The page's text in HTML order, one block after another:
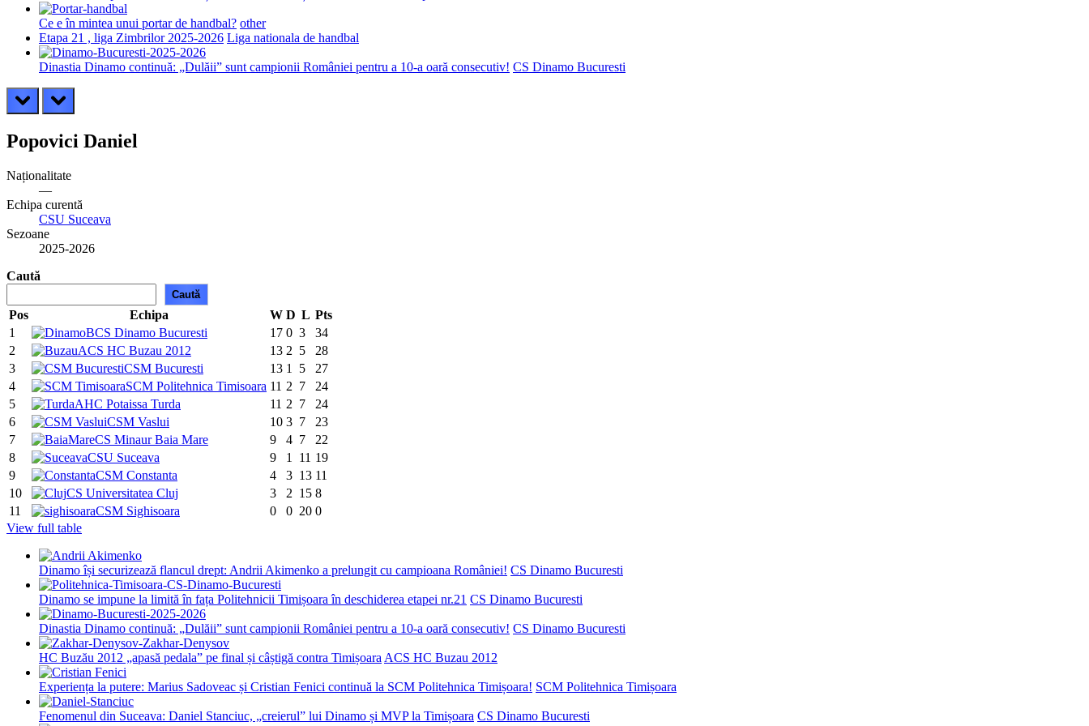
Ce e în mintea unui portar de handbal? other
Etapa 21 , liga Zimbrilor 2025-2026 Liga nationala de handbal
Dinastia Dinamo continuă: „Dulăii” sunt campionii României pentru a 10-a oară consecutiv! CS Dinamo Bucuresti
prev next
Popovici Daniel
Naționalitate
—
Echipa curentă
CSU Suceava
Sezoane
2025-2026
Caută
Caută
Pos Echipa W D L Pts
1
CS Dinamo Bucuresti 17 0 3
34
2
ACS HC Buzau 2012 13 2 5
28
3
CSM Bucuresti 13 1 5
27
4
SCM Politehnica Timisoara 11 2 7
24
5
AHC Potaissa Turda 11 2 7
24
6
CSM Vaslui 10 3 7
23
7
CS Minaur Baia Mare 9 4 7
22
8
CSU Suceava 9 1 11 19
9
CSM Constanta 4 3 13 11
10
CS Universitatea Cluj 3 2 15 8
11
CSM Sighisoara 0 0 20 0
View full table
Dinamo își securizează flancul drept: Andrii Akimenko a prelungit cu campioana României! CS Dinamo Bucuresti
Dinamo se impune la limită în fața Politehnicii Timișoara în deschiderea etapei nr.21 CS Dinamo Bucuresti
Dinastia Dinamo continuă: „Dulăii” sunt campionii României pentru a 10-a oară consecutiv! CS Dinamo Bucuresti
HC Buzău 2012 „apasă pedala” pe final și câștigă contra Timișoara ACS HC Buzau 2012
Experiența la putere: Marius Sadoveac și Cristian Fenici continuă la SCM Politehnica Timișoara! SCM Politehnica Timișoara
Fenomenul din Suceava: Daniel Stanciuc, „creierul” lui Dinamo și MVP la Timișoara CS Dinamo Bucuresti